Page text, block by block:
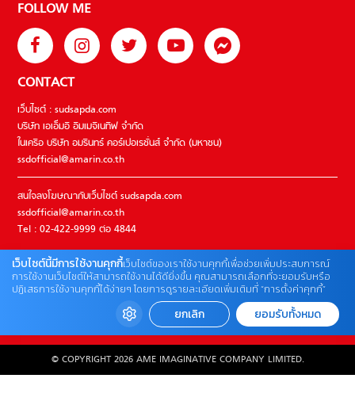
FOLLOW ME
CONTACT
เว็บไซต์ : sudsapda.com
บริษัท เอเอ็มอี อิมเมจิเนทีฟ จำกัด
ในเครือ บริษัท อมรินทร์ คอร์เปอเรชั่นส์ จำกัด (มหาชน)
ssdofficial@amarin.co.th
สนใจลงโฆษณากับเว็บไซต์ sudsapda.com
ssdofficial@amarin.co.th
Tel : 02-422-9999 ต่อ 4844
ติดต่อแจ้งปัญหาหรือร้องเรียน
02-422-9999 ต่อ 4180
(จันทร์ – ศุกร์ เวลา 09.00 – 18.00 น)
© COPYRIGHT 2026 AME IMAGINATIVE COMPANY LIMITED.
เว็บไซต์นี้มีการใช้งานคุกกี้เว็บไซต์ของเราใช้งานคุกกี้เพื่อช่วยเพิ่มประสบการณ์
การใช้งานเว็บไซต์ให้สามารถใช้งานได้ดียิ่งขึ้น คุณสามารถเลือกที่จะยอมรับหรือ
ปฏิเสธการใช้งานคุกกี้ได้ง่ายๆ โดยการดูรายละเอียดเพิ่มเติมที่ “การตั้งค่าคุกกี้”
ยกเลิก ยอมรับทั้งหมด